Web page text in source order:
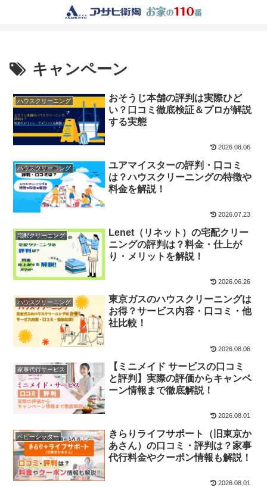
キャンペーン
ハウスクリーニング
おそうじ本舗の評判は実際ひど
い？口コミ徹底検証＆プロが解説
する実態
2026.08.06
ハウスクリーニング
ユアマイスターの評判・口コミ
は？ハウスクリーニングの特徴や
料金を解説！
2026.07.23
宅配クリーニング
Lenet（リネット）の宅配クリー
ニングの評判は？料金・仕上が
り・メリットを解説！
2026.06.26
ハウスクリーニング
東京ガスのハウスクリーニングは
お得？サービス内容・口コミ・他
社比較！
2026.08.06
家事代行サービス
【ミニメイド サービスの口コミ
と評判】実際の評価からキャンペ
ーン情報まで徹底解説！
2026.08.01
ベビーシッター
きらりライフサポート（旧東京か
あさん）の口コミ・評判は？家事
代行料金やクーポン情報も解説！
2026.08.01